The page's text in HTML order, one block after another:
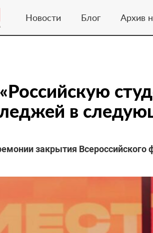
Новости Блог Архив
в
закрытия Всероссийского